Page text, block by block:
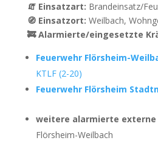
🧯 Einsatzart: Brandeinsatz/
🧭 Einsatzort: Weilbach,
🚒 Alarmierte/eingesetzte
Feuerwehr Flörsheim-
KTLF (2-20)
Feuerwehr Flörsheim
weitere alarmierte
Flörsheim-Weilbach